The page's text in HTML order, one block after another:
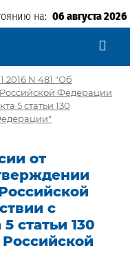
на: 06 августа 2026
N 481 "Об
Федерации
5 статьи 130
от
с
статьи 130